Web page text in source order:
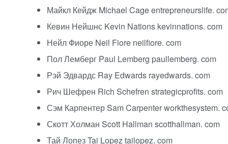
Майкл Кейдж Michael Cage entrepreneurslife.
Кевин Нейшнс Kevin Nations kevinnations. com
Нейл Фиоре Neil Fiore neilfiore. com
Пол Лемберг Paul Lemberg paullemberg. com
Рэй Эдвардс Ray Edwards rayedwards. com
Рич Шефрен Rich Schefren strategicprofits. com
Сэм Карпентер Sam Carpenter workthesystem.
Скотт Холман Scott Hallman scotthallman. com
Тай Лопез Tai Lopez tailopez. com